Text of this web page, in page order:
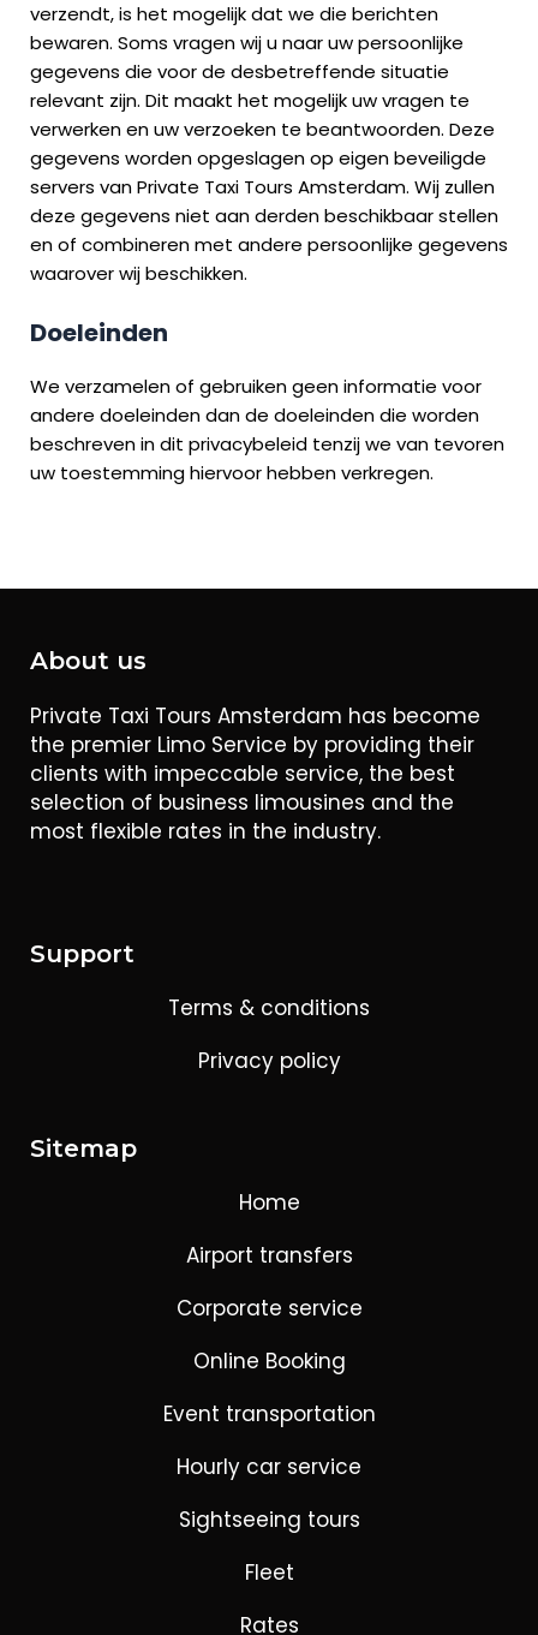
verzendt, is het mogelijk dat we die berichten
bewaren. Soms vragen wij u naar uw persoonlijke
gegevens die voor de desbetreffende situatie
relevant zijn. Dit maakt het mogelijk uw vragen te
verwerken en uw verzoeken te beantwoorden. Deze
gegevens worden opgeslagen op eigen beveiligde
servers van Private Taxi Tours Amsterdam. Wij zullen
deze gegevens niet aan derden beschikbaar stellen
en of combineren met andere persoonlijke gegevens
waarover wij beschikken.
Doeleinden
We verzamelen of gebruiken geen informatie voor
andere doeleinden dan de doeleinden die worden
beschreven in dit privacybeleid tenzij we van tevoren
uw toestemming hiervoor hebben verkregen.
About us
Private Taxi Tours Amsterdam has become
the premier Limo Service by providing their
clients with impeccable service, the best
selection of business limousines and the
most flexible rates in the industry.
Support
Terms & conditions
Privacy policy
Sitemap
Home
Airport transfers
Corporate service
Online Booking
Event transportation
Hourly car service
Sightseeing tours
Fleet
Rates